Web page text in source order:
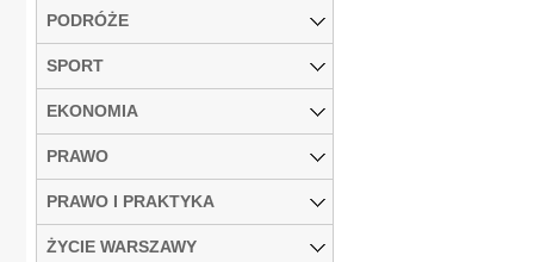
PODRÓŻE
SPORT
EKONOMIA
PRAWO
PRAWO I PRAKTYKA
ŻYCIE WARSZAWY